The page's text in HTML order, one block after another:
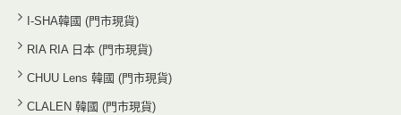
I-SHA韓國 (門市現貨)
RIA RIA 日本 (門市現貨)
CHUU Lens 韓國 (門市現貨)
CLALEN 韓國 (門市現貨)